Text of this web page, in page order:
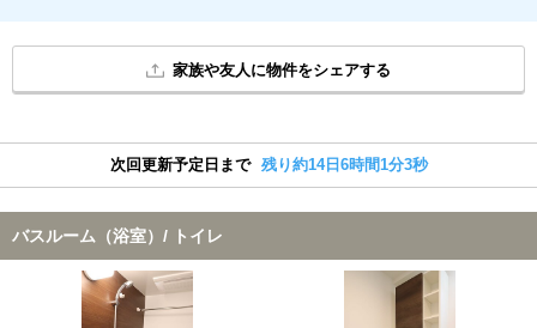
家族や友人に物件をシェアする
次回更新予定日まで 残り約14日6時間1分2秒
バスルーム（浴室）/ トイレ